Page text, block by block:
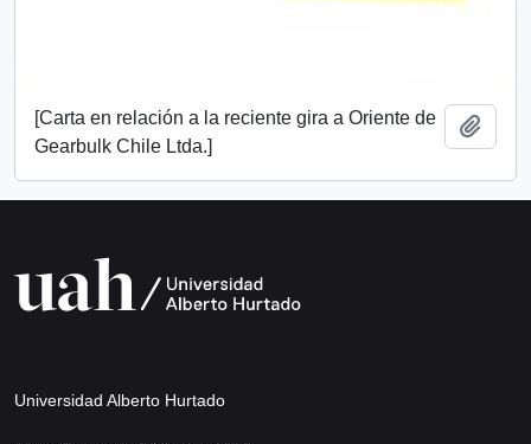
[Carta en relación a la reciente gira a Oriente de
Gearbulk Chile Ltda.]
Universidad Alberto Hurtado